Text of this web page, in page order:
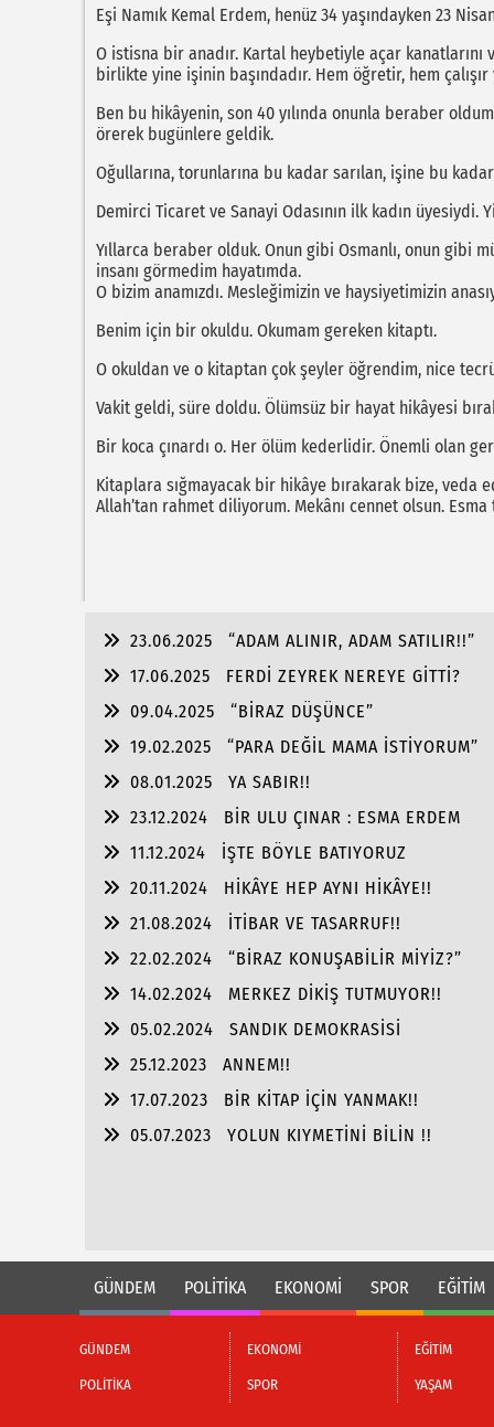
Eşi Namık Kemal Erdem, henüz 34 yaşındayken 23
O istisna bir anadır. Kartal heybetiyle açar kanatlarını
birlikte yine işinin başındadır. Hem öğretir, hem çalışır
Ben bu hikâyenin, son 40 yılında onunla beraber
örerek bugünlere geldik.
Oğullarına, torunlarına bu kadar sarılan, işine bu
Demirci Ticaret ve Sanayi Odasının ilk kadın üyesiydi.
Yıllarca beraber olduk. Onun gibi Osmanlı, onun gibi
insanı görmedim hayatımda.
O bizim anamızdı. Mesleğimizin ve haysiyetimizin
Benim için bir okuldu. Okumam gereken kitaptı.
O okuldan ve o kitaptan çok şeyler öğrendim, nice
Vakit geldi, süre doldu. Ölümsüz bir hayat hikâyesi
Bir koca çınardı o. Her ölüm kederlidir. Önemli olan
Kitaplara sığmayacak bir hikâye bırakarak bize, veda
Allah’tan rahmet diliyorum. Mekânı cennet olsun.
23.06.2025
“ADAM ALINIR, ADAM SATILIR!!”
17.06.2025
FERDİ ZEYREK NEREYE GİTTİ?
09.04.2025
“BİRAZ DÜŞÜNCE”
19.02.2025
“PARA DEĞİL MAMA İSTİYORUM”
08.01.2025
YA SABIR!!
23.12.2024
BİR ULU ÇINAR : ESMA ERDEM
11.12.2024
İŞTE BÖYLE BATIYORUZ
20.11.2024
HİKÂYE HEP AYNI HİKÂYE!!
21.08.2024
İTİBAR VE TASARRUF!!
22.02.2024
“BİRAZ KONUŞABİLİR MİYİZ?”
14.02.2024
MERKEZ DİKİŞ TUTMUYOR!!
05.02.2024
SANDIK DEMOKRASİSİ
25.12.2023
ANNEM!!
17.07.2023
BİR KİTAP İÇİN YANMAK!!
05.07.2023
YOLUN KIYMETİNİ BİLİN !!
GÜNDEM POLİTİKA EKONOMİ SPOR EĞİTİM
GÜNDEM
POLİTİKA
EKONOMİ
SPOR
EĞİTİM
YAŞAM